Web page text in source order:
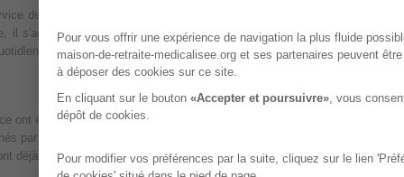
de télé-assistance pour 19 euros par mois (montant pris en charge
il s'agit d'un petit transmetteur relié telle une alarme aux service des
ont été enregistrés auprès de la caserne de Pompiers de Marseille
par mois
déjà été traités